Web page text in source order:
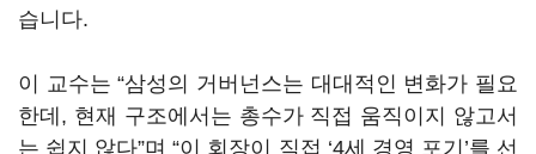
습니다.
이 교수는“삼성의 거버넌스는 대대적인 변화가 필요
한데 , 현재 구조에서는 총수가 직접 움직이지 않고서
는 쉽지 않다”며“이 회장이 직접 ‘4세 경영 포기 ’를 선